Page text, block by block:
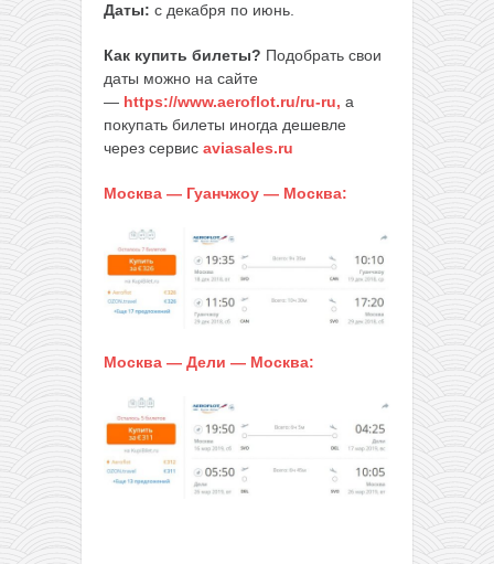
Даты: с декабря по июнь.
Как купить билеты? Подобрать свои
даты можно на сайте
— https://www.aeroflot.ru/ru-ru, а
покупать билеты иногда дешевле
через сервис aviasales.ru
Москва — Гуанчжоу — Москва:
Москва — Дели — Москва: